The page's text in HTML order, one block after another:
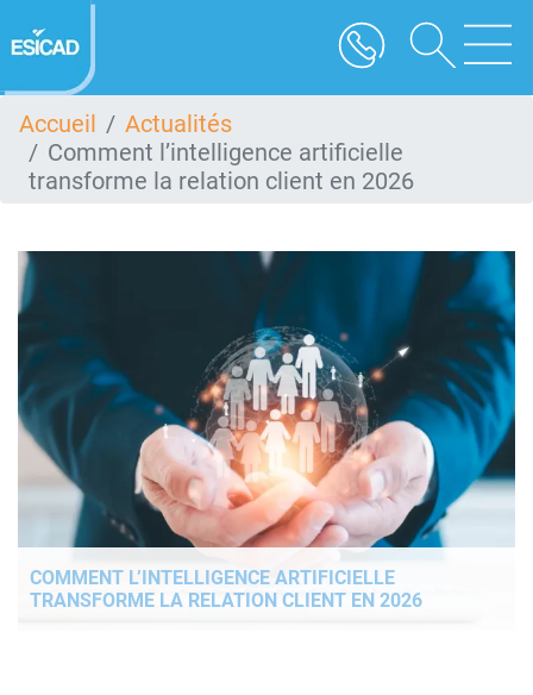
au
contenu
Accueil
Actualités
Comment l’intelligence artificielle
transforme la relation client en 2026
COMMENT L’INTELLIGENCE ARTIFICIELLE
TRANSFORME LA RELATION CLIENT EN 2026